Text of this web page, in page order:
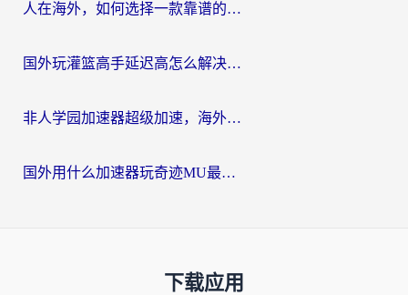
人在海外，如何选择一款靠谱的玩剑灵2加速器？
国外玩灌篮高手延迟高怎么解决？海外玩家国服游戏加速终极指南
非人学园加速器超级加速，海外玩家重返国服的通行证
国外用什么加速器玩奇迹MU最好？2026海外玩家国服游戏加速全攻略
下载应用